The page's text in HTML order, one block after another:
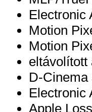
Electronic
Motion
Motion
eltávolított
D-
Electronic
Apple